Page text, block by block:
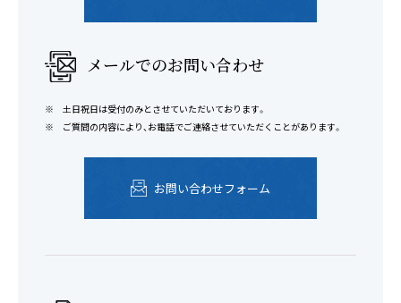
メールでのお問い合わせ
土日祝日は受付のみとさせていただいております。
ご質問の内容により、お電話でご連絡させていただくことがあります。
お問い合わせフォーム